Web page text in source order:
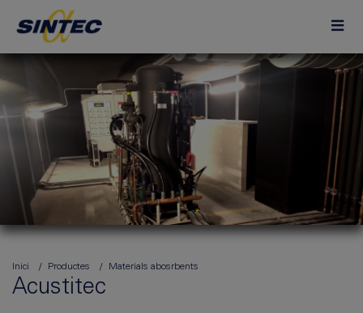
Inici Productes Materials abosrbents
Acustitec